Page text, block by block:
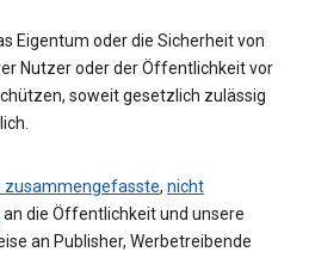
Eigentum oder die Sicherheit von
Nutzer oder der Öffentlichkeit vor
soweit gesetzlich zulässig
zusammengefasste, nicht
an die Öffentlichkeit und unsere
an Publisher, Werbetreibende